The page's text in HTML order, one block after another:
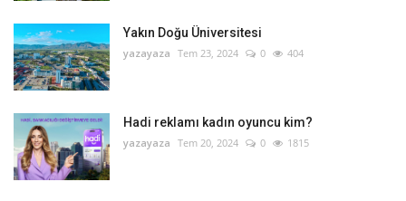
Yakın Doğu Üniversitesi
yazayaza Tem 23, 2024 0 404
Hadi reklamı kadın oyuncu kim?
yazayaza Tem 20, 2024 0 1815